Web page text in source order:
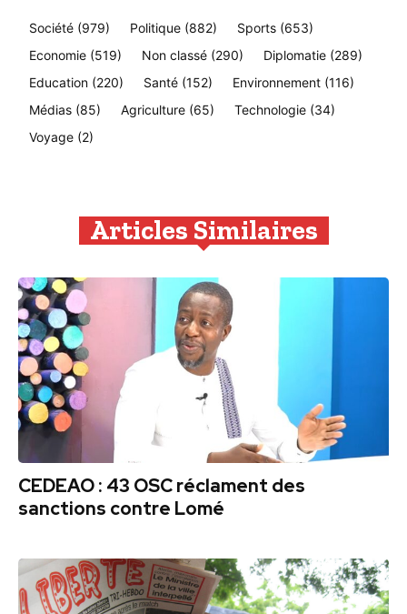
Société (979) Politique (882) Sports (653)
Economie (519) Non classé (290) Diplomatie (289)
Education (220) Santé (152) Environnement (116)
Médias (85) Agriculture (65) Technologie (34)
Voyage (2)
Articles Similaires
CEDEAO : 43 OSC réclament des
sanctions contre Lomé